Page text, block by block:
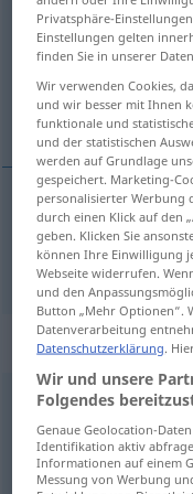
Übersicht aller
(Für mehr Details die
nach vorn, weiter
nach vorn, weiter vor
„ileri“:
ileriadj
Übersicht aller
(Für mehr Details die
Privatsphäre-
Einstellungen gelten
finden Sie in unserer
Wir verwenden Cookies,
und wir besser mit Ihnen
funktionale und
und der statistischen
werden auf Grundlage
gespeichert. Marketing-
personalisierter Werbung
durch einen Klick auf den
geben. Klicken Sie
können Ihre Einwilligung
Webseite widerrufen.
und den
Button „Mehr Optionen“.
Datenverarbeitung
Datenschutzerklärung.
Wir und unsere
Folgendes
Genaue Geolocation-
Identifikation aktiv
Informationen auf einem
Messung von Werbung